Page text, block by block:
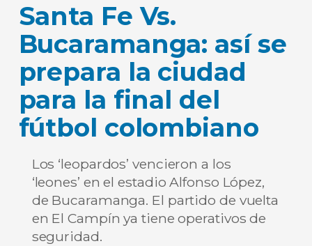
Santa Fe Vs.
Bucaramanga: así se
prepara la ciudad
para la final del
fútbol colombiano
Los ‘leopardos’ vencieron a los
‘leones’ en el estadio Alfonso López,
de Bucaramanga. El partido de vuelta
en El Campín ya tiene operativos de
seguridad.